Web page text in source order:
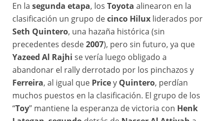
En la segunda etapa, los Toyota alinearon en la
clasificación un grupo decinco Hilux liderados por
Seth Quintero, una hazaña histórica (sin
precedentes desde2007), pero sin futuro, ya que
Yazeed Al Rajhi se vería luego obligado a
abandonar el rally derrotado por los pinchazos y
Ferreira, al igual que Pricey Quintero, perdían
muchos puestos en la clasificación. El grupo de los
“Toy” mantiene la esperanza de victoria con Henk